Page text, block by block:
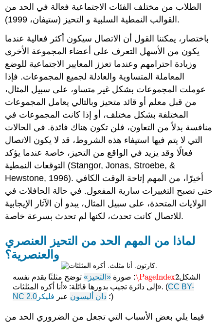
الطلاب من مختلف الفئات الاجتماعية فعالة في الحد من
القوالب النمطية السلبية و التحيز (ستيفان، 1999).
باختصار، يمكننا القول أن الاتصال سيكون أكثر فعالية عندما
يكون من الأسهل التعرف على أعضاء المجموعة الأخرى
وزيادة احترامهم وعندما تعزز المعايير الاجتماعية للوضع
المعاملة المتساوية والعادلة لجميع المجموعات. فإذا
عوملت المجموعات بشكل غير متساو، على سبيل المثال،
من قبل معلم أو قائد متحيز وبالتالي يعامل المجموعات
المختلفة بشكل مختلف، أو إذا كانت المجموعات في
منافسة بدلاً من التعاون، فلن تكون هناك فائدة. في الحالات
التي لا يتم فيها استيفاء هذه الشروط، قد لا يكون الاتصال
فعالًا وقد يزيد في الواقع من التحيز، خاصة عندما يؤكد
التوقعات النمطية (Stangor, Jonas, Stroebe, &
Hewstone, 1996). أخيرًا، من المهم إتاحة الوقت الكافي
حتى تصبح التغييرات سارية المفعول. في حالة الحافلات في
الولايات المتحدة، على سبيل المثال، يبدو أن الآثار الإيجابية
للاتصال كانت تحدث، لكنها لم تحدث بسرعة خاصة.
لماذا من المهم الحد من التحيز العنصري
والعنصرية؟
الشكل \PageIndex2
\PageIndex2 : صورة«التحيز» توضح مثلثًا يقدم نفسه
إلى دائرة تجيب بدورها قائلة: «أنا أكره المثلثات». (CC BY-
NC 2.0
؛دان أليسون عبر فليكر )
فيما يلي بعض الأسباب التي تجعل من الضروري الحد من